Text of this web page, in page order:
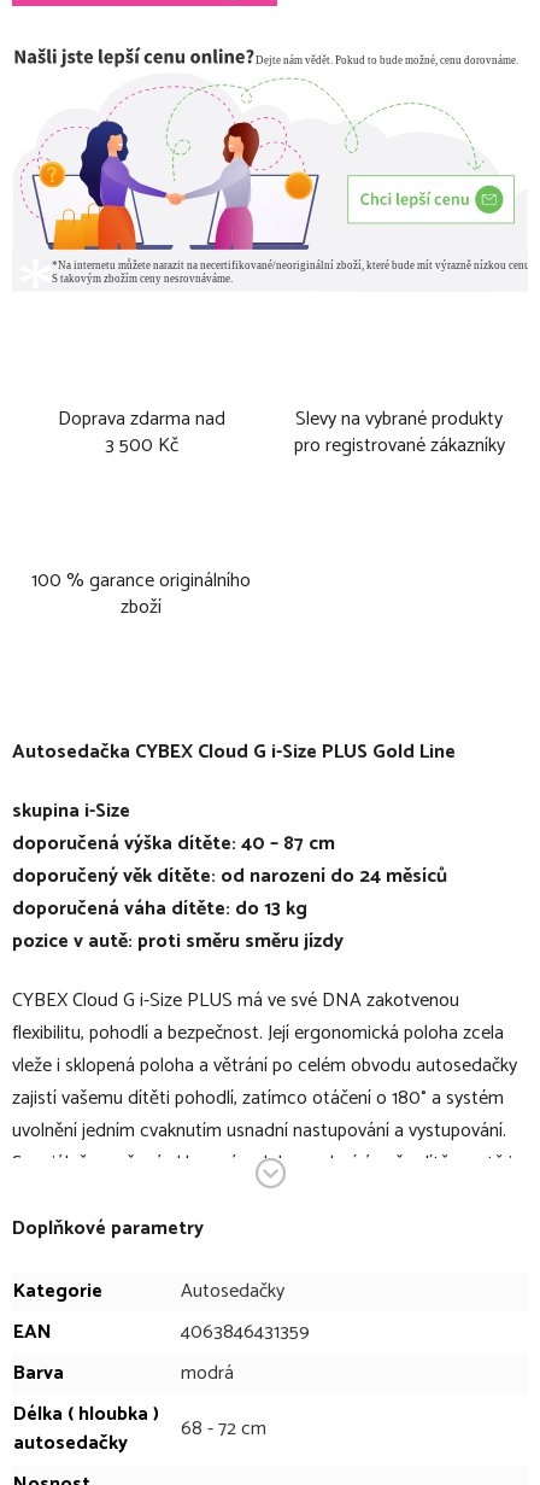
Doprava zdarma nad
3 500 Kč
Slevy na vybrané produkty
pro registrované zákazníky
100 % garance originálního
zboží
Autosedačka CYBEX Cloud G i-Size PLUS Gold Line
skupina i-Size
doporučená výška dítěte: 40 – 87 cm
doporučený věk dítěte: od narození do 24 měsíců
doporučená váha dítěte: do 13 kg
pozice v autě: proti směru směru jízdy
CYBEX Cloud G i-Size PLUS má ve své DNA zakotvenou
flexibilitu, pohodlí a bezpečnost. Její ergonomická poloha zcela
vleže i sklopená poloha a větrání po celém obvodu autosedačky
zajistí vašemu dítěti pohodlí, zatímco otáčení o 180° a systém
uvolnění jedním cvaknutím usnadní nastupování a vystupování.
Speciálně navržená sklopená poloha podepírá vaše dítě v autě i
mimo něj a pomáhá jeho držení těla v průběhu růstu.
Nastupování a vystupování z vozu je mnohem snazší díky
cvaknutím. Autosedačka Cloud G i-Size PLUS poskytuje rodičům
větší klid na duši díky systému lineární ochrany při bočním nárazu
Plus, což zajišťuje o 15 % vyšší ochranu při bočním nárazu.
bezpečnost svého dítěte na rodinných výletech. V rámci rodiny
Modular G je základna G vhodná jak pro autosedačku Cloud G i-
Doplňkové parametry
Kategorie
Autosedačky
EAN
4063846431359
Barva
modrá
Délka ( hloubka )
autosedačky
68 - 72 cm